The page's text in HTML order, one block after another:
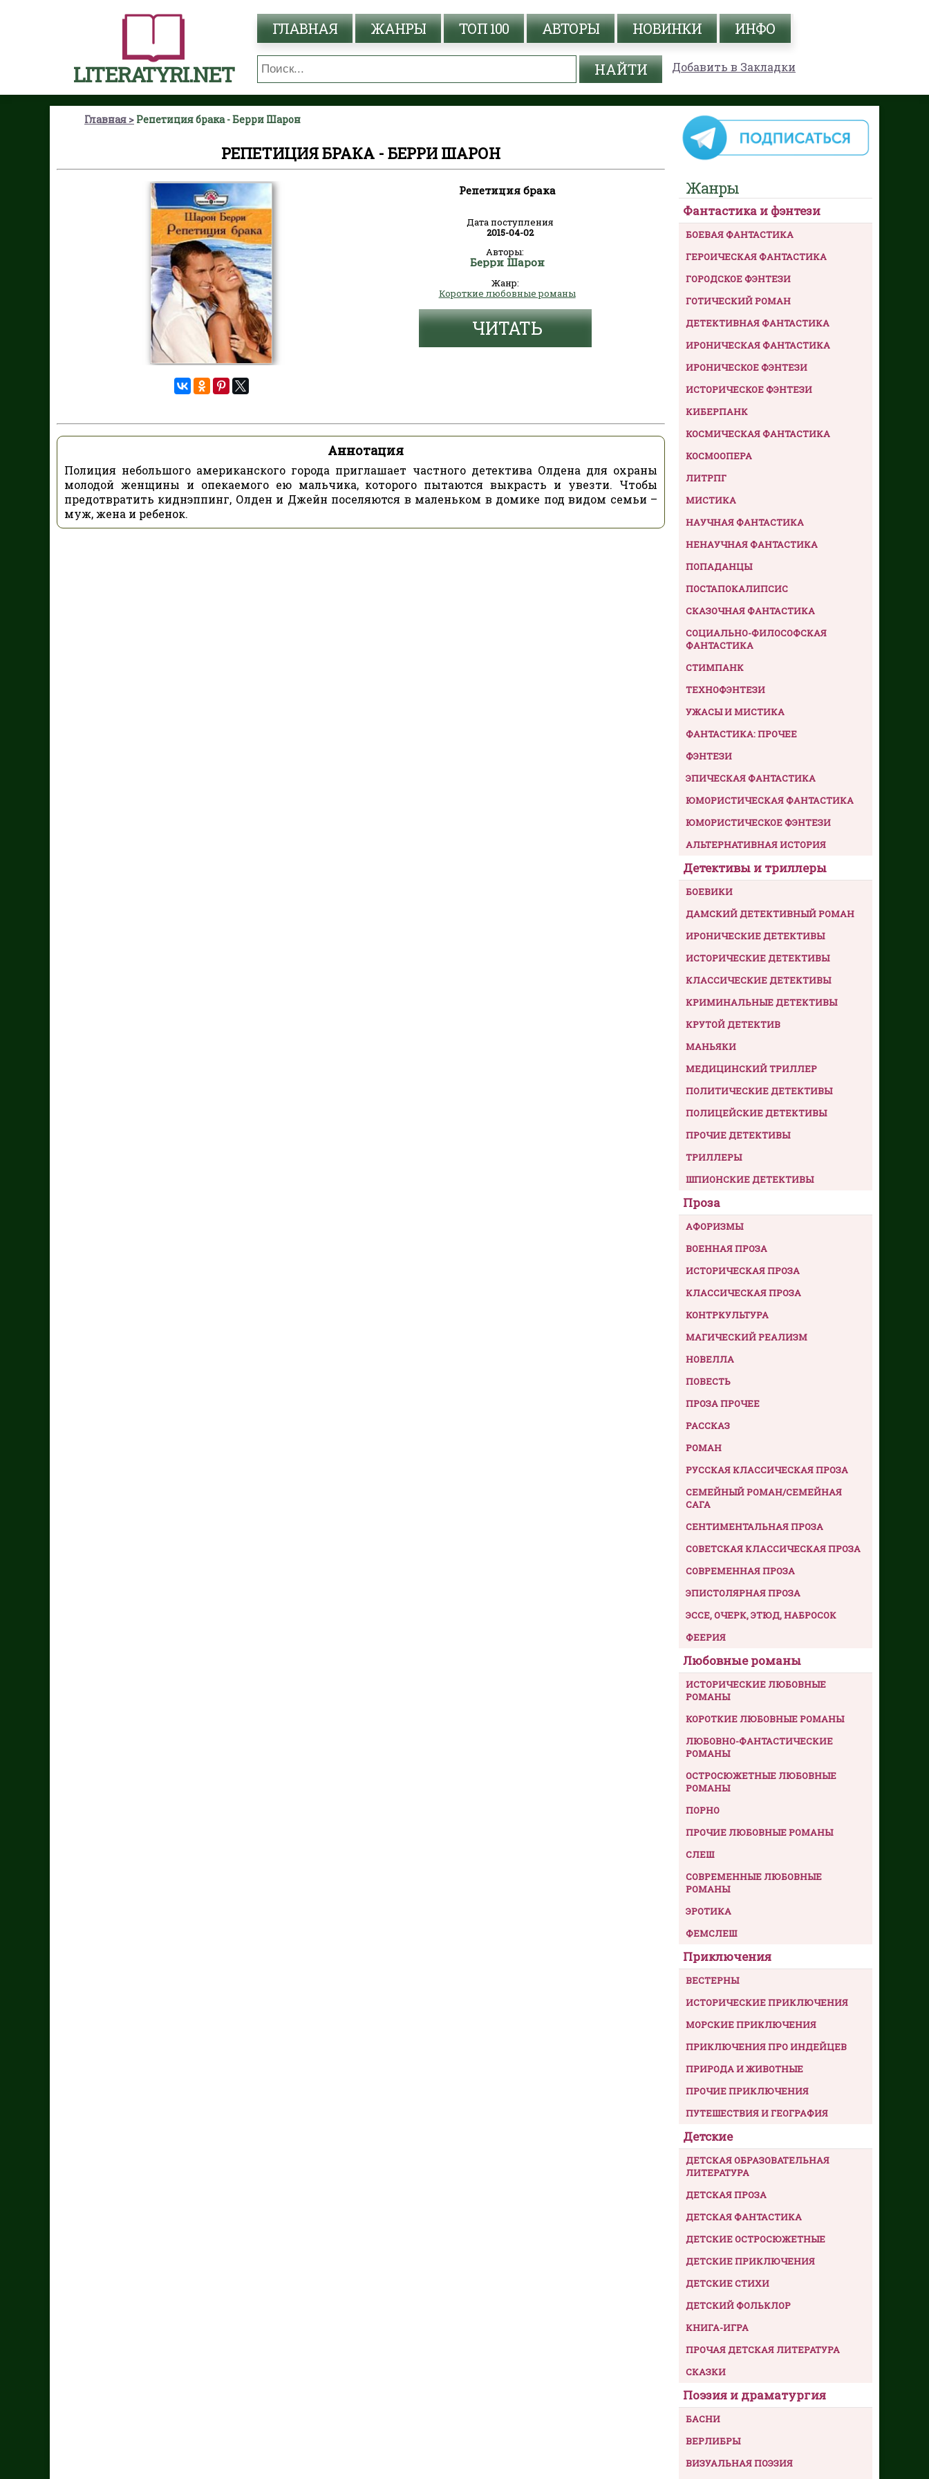
LITERATYRI.NET
ГЛАВНАЯ ЖАНРЫ ТОП 100 АВТОРЫ НОВИНКИ ИНФО
Добавить в Закладки
Главная Репетиция брака - Берри Шарон
РЕПЕТИЦИЯ БРАКА - БЕРРИ ШАРОН
Репетиция брака
Дата поступления
2015-04-02
Авторы:
Берри Шарон
Жанр:
Короткие любовные романы
ЧИТАТЬ
Аннотация
Полиция небольшого американского города приглашает частного детектива Олдена для охраны
молодой женщины и опекаемого ею мальчика, которого пытаются выкрасть и увезти. Чтобы
предотвратить киднэппинг, Олден и Джейн поселяются в маленьком в домике под видом семьи –
муж, жена и ребенок.
Жанры
Фантастика и фэнтези
БОЕВАЯ ФАНТАСТИКА
ГЕРОИЧЕСКАЯ ФАНТАСТИКА
ГОРОДСКОЕ ФЭНТЕЗИ
ГОТИЧЕСКИЙ РОМАН
ДЕТЕКТИВНАЯ ФАНТАСТИКА
ИРОНИЧЕСКАЯ ФАНТАСТИКА
ИРОНИЧЕСКОЕ ФЭНТЕЗИ
ИСТОРИЧЕСКОЕ ФЭНТЕЗИ
КИБЕРПАНК
КОСМИЧЕСКАЯ ФАНТАСТИКА
КОСМООПЕРА
ЛИТРПГ
МИСТИКА
НАУЧНАЯ ФАНТАСТИКА
НЕНАУЧНАЯ ФАНТАСТИКА
ПОПАДАНЦЫ
ПОСТАПОКАЛИПСИС
СКАЗОЧНАЯ ФАНТАСТИКА
СОЦИАЛЬНО-ФИЛОСОФСКАЯ
ФАНТАСТИКА
СТИМПАНК
ТЕХНОФЭНТЕЗИ
УЖАСЫ И МИСТИКА
ФАНТАСТИКА: ПРОЧЕЕ
ФЭНТЕЗИ
ЭПИЧЕСКАЯ ФАНТАСТИКА
ЮМОРИСТИЧЕСКАЯ ФАНТАСТИКА
ЮМОРИСТИЧЕСКОЕ ФЭНТЕЗИ
АЛЬТЕРНАТИВНАЯ ИСТОРИЯ
Детективы и триллеры
БОЕВИКИ
ДАМСКИЙ ДЕТЕКТИВНЫЙ РОМАН
ИРОНИЧЕСКИЕ ДЕТЕКТИВЫ
ИСТОРИЧЕСКИЕ ДЕТЕКТИВЫ
КЛАССИЧЕСКИЕ ДЕТЕКТИВЫ
КРИМИНАЛЬНЫЕ ДЕТЕКТИВЫ
КРУТОЙ ДЕТЕКТИВ
МАНЬЯКИ
МЕДИЦИНСКИЙ ТРИЛЛЕР
ПОЛИТИЧЕСКИЕ ДЕТЕКТИВЫ
ПОЛИЦЕЙСКИЕ ДЕТЕКТИВЫ
ПРОЧИЕ ДЕТЕКТИВЫ
ТРИЛЛЕРЫ
ШПИОНСКИЕ ДЕТЕКТИВЫ
Проза
АФОРИЗМЫ
ВОЕННАЯ ПРОЗА
ИСТОРИЧЕСКАЯ ПРОЗА
КЛАССИЧЕСКАЯ ПРОЗА
КОНТРКУЛЬТУРА
МАГИЧЕСКИЙ РЕАЛИЗМ
НОВЕЛЛА
ПОВЕСТЬ
ПРОЗА ПРОЧЕЕ
РАССКАЗ
РОМАН
РУССКАЯ КЛАССИЧЕСКАЯ ПРОЗА
СЕМЕЙНЫЙ РОМАН/СЕМЕЙНАЯ
САГА
СЕНТИМЕНТАЛЬНАЯ ПРОЗА
СОВЕТСКАЯ КЛАССИЧЕСКАЯ ПРОЗА
СОВРЕМЕННАЯ ПРОЗА
ЭПИСТОЛЯРНАЯ ПРОЗА
ЭССЕ, ОЧЕРК, ЭТЮД, НАБРОСОК
ФЕЕРИЯ
Любовные романы
ИСТОРИЧЕСКИЕ ЛЮБОВНЫЕ
РОМАНЫ
КОРОТКИЕ ЛЮБОВНЫЕ РОМАНЫ
ЛЮБОВНО-ФАНТАСТИЧЕСКИЕ
РОМАНЫ
ОСТРОСЮЖЕТНЫЕ ЛЮБОВНЫЕ
РОМАНЫ
ПОРНО
ПРОЧИЕ ЛЮБОВНЫЕ РОМАНЫ
СЛЕШ
СОВРЕМЕННЫЕ ЛЮБОВНЫЕ
РОМАНЫ
ЭРОТИКА
ФЕМСЛЕШ
Приключения
ВЕСТЕРНЫ
ИСТОРИЧЕСКИЕ ПРИКЛЮЧЕНИЯ
МОРСКИЕ ПРИКЛЮЧЕНИЯ
ПРИКЛЮЧЕНИЯ ПРО ИНДЕЙЦЕВ
ПРИРОДА И ЖИВОТНЫЕ
ПРОЧИЕ ПРИКЛЮЧЕНИЯ
ПУТЕШЕСТВИЯ И ГЕОГРАФИЯ
Детские
ДЕТСКАЯ ОБРАЗОВАТЕЛЬНАЯ
ЛИТЕРАТУРА
ДЕТСКАЯ ПРОЗА
ДЕТСКАЯ ФАНТАСТИКА
ДЕТСКИЕ ОСТРОСЮЖЕТНЫЕ
ДЕТСКИЕ ПРИКЛЮЧЕНИЯ
ДЕТСКИЕ СТИХИ
ДЕТСКИЙ ФОЛЬКЛОР
КНИГА-ИГРА
ПРОЧАЯ ДЕТСКАЯ ЛИТЕРАТУРА
СКАЗКИ
Поэзия и драматургия
БАСНИ
ВЕРЛИБРЫ
ВИЗУАЛЬНАЯ ПОЭЗИЯ